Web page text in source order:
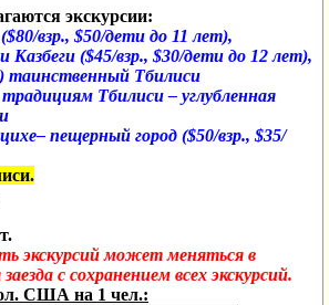
экскурсии:
взр., $50/дети до 11 лет),
Казбеги ($45/взр., $30/дети до 12 лет),
таинственный Тбилиси
Тбилиси – углубленная
пещерный город ($50/взр., $35/
экскурсий может меняться в
с сохранением всех экскурсий.
США на 1 чел.: